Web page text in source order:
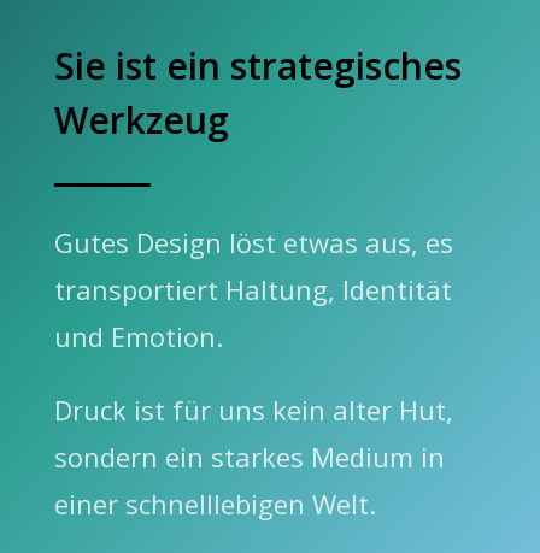
Sie ist ein strategisches
Werkzeug
Gutes Design löst etwas aus, es
transportiert Haltung, Identität
und Emotion.
Druck ist für uns kein alter Hut,
sondern ein starkes Medium in
einer schnelllebigen Welt.